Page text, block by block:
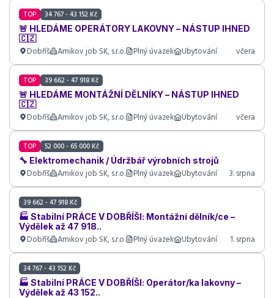
TOP 34 767 - 43 152 Kč
🚨 HLEDÁME OPERÁTORY LAKOVNY – NÁSTUP IHNED
🇨🇿
Dobříš Amikov job SK, s.r.o. Plný úvazek Ubytování včera
TOP 39 662 - 47 918 Kč
🚨 HLEDÁME MONTÁŽNÍ DĚLNÍKY – NÁSTUP IHNED
🇨🇿
Dobříš Amikov job SK, s.r.o. Plný úvazek Ubytování včera
TOP 52 000 - 65 000 Kč
🔧 Elektromechanik / Údržbář výrobních strojů
Dobříš Amikov job SK, s.r.o. Plný úvazek Ubytování 3. srpna
39 662 - 47 918 Kč
🏭 Stabilní PRÁCE V DOBŘÍŠI: Montážní dělník/ce –
Výdělek až 47 918..
Dobříš Amikov job SK, s.r.o. Plný úvazek Ubytování 1. srpna
34 767 - 43 152 Kč
🏭 Stabilní PRÁCE V DOBŘÍŠI: Operátor/ka lakovny –
Výdělek až 43 152..